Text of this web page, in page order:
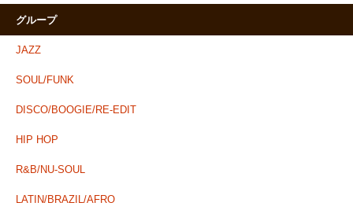
グループ
JAZZ
SOUL/FUNK
DISCO/BOOGIE/RE-EDIT
HIP HOP
R&B/NU-SOUL
LATIN/BRAZIL/AFRO